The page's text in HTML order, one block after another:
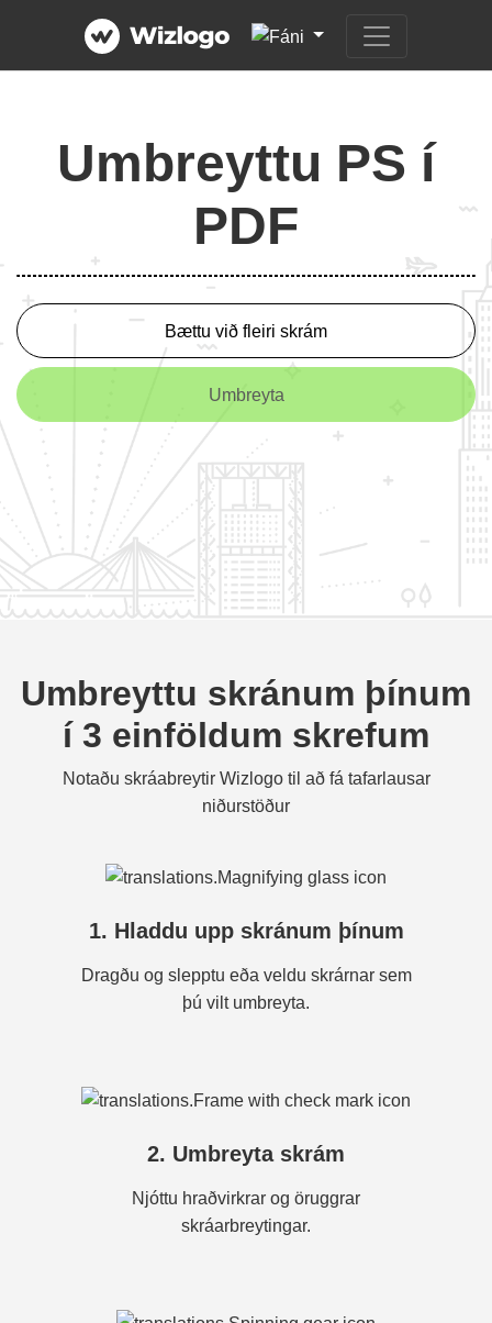
Umbreyttu PS í
PDF
Bættu við fleiri skrám
Umbreyta
Umbreyttu skránum þínum
í 3 einföldum skrefum
Notaðu skráabreytir Wizlogo til að fá tafarlausar
niðurstöður
1. Hladdu upp skránum þínum
Dragðu og slepptu eða veldu skrárnar sem
þú vilt umbreyta.
2. Umbreyta skrám
Njóttu hraðvirkrar og öruggrar
skráarbreytingar.